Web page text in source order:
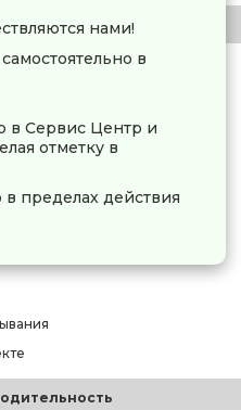
(HEPA)
нами!
в
в Сервис Центр и
отметку в
в пределах действия